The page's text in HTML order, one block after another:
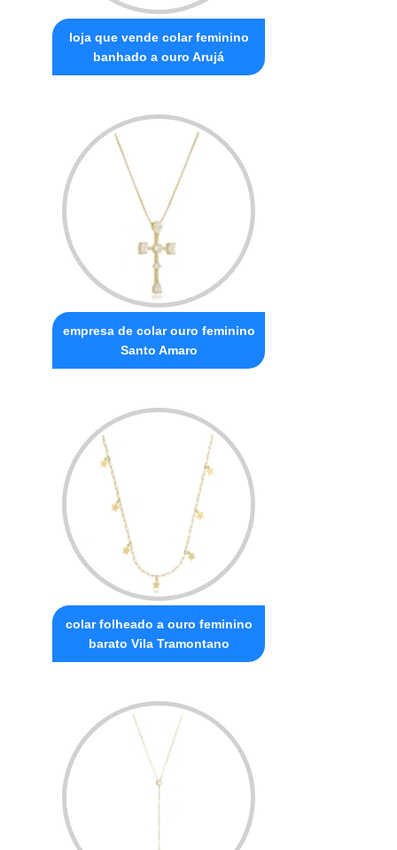
loja que vende colar feminino
banhado a ouro Arujá
empresa de colar ouro feminino
Santo Amaro
colar folheado a ouro feminino
barato Vila Tramontano